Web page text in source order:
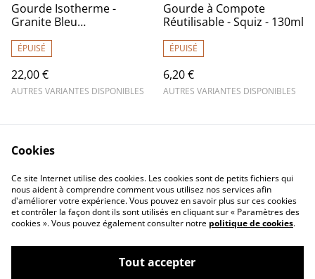
Gourde Isotherme -
Granite Bleu
ÉPUISÉ
22,00 €
AUTRES VARIANTES DISPONIBLES
Gourde à Compote
Réutilisable - Squiz - 130ml
ÉPUISÉ
6,20 €
AUTRES VARIANTES DISPONIBLES
Contactez-nous
Mentions légales
Conditions générales
de vente
Politique de
confidentialité
Politique de cookies
Cookies
Ce site Internet utilise des cookies. Les cookies sont de petits fichiers qui
nous aident à comprendre comment vous utilisez nos services afin
d'améliorer votre expérience. Vous pouvez en savoir plus sur ces cookies
et contrôler la façon dont ils sont utilisés en cliquant sur « Paramètres des
cookies ». Vous pouvez également consulter notre politique de cookies.
Tout accepter